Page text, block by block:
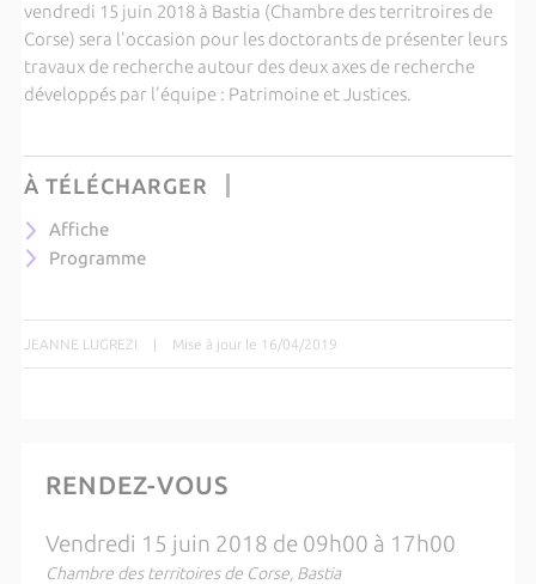
vendredi 15 juin 2018 à Bastia (Chambre des territroires de
Corse) sera l'occasion pour les doctorants de présenter leurs
travaux de recherche autour des deux axes de recherche
développés par l'équipe : Patrimoine et Justices.
À TÉLÉCHARGER
Affiche
Programme
JEANNE LUGREZI | Mise à jour le 16/04/2019
RENDEZ-VOUS
Vendredi 15 juin 2018 de 09h00 à 17h00
Chambre des territoires de Corse, Bastia